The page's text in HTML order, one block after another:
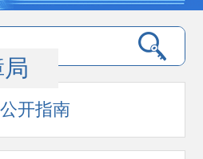
开指南